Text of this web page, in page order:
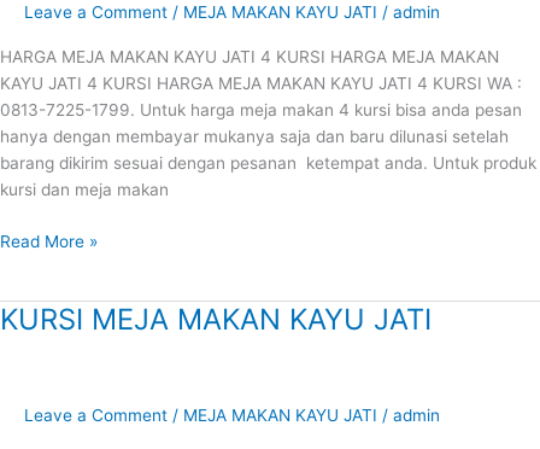
Leave a Comment / MEJA MAKAN KAYU JATI / admin
HARGA MEJA MAKAN KAYU JATI 4 KURSI HARGA MEJA MAKAN
KAYU JATI 4 KURSI HARGA MEJA MAKAN KAYU JATI 4 KURSI WA :
0813-7225-1799. Untuk harga meja makan 4 kursi bisa anda pesan
hanya dengan membayar mukanya saja dan baru dilunasi setelah
barang dikirim sesuai dengan pesanan ketempat anda. Untuk produk
kursi dan meja makan
Read More »
KURSI MEJA MAKAN KAYU JATI
Leave a Comment / MEJA MAKAN KAYU JATI / admin
KURSI
JATI